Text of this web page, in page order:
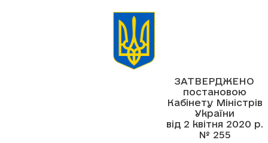
ЗАТВЕРДЖЕНО
постановою
Кабінету Міністрів
України
від 2 квітня 2020 р.
№ 255